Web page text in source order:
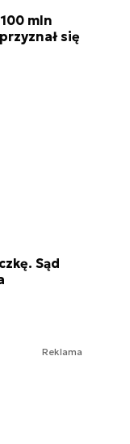
mln
się
Sąd
Reklama